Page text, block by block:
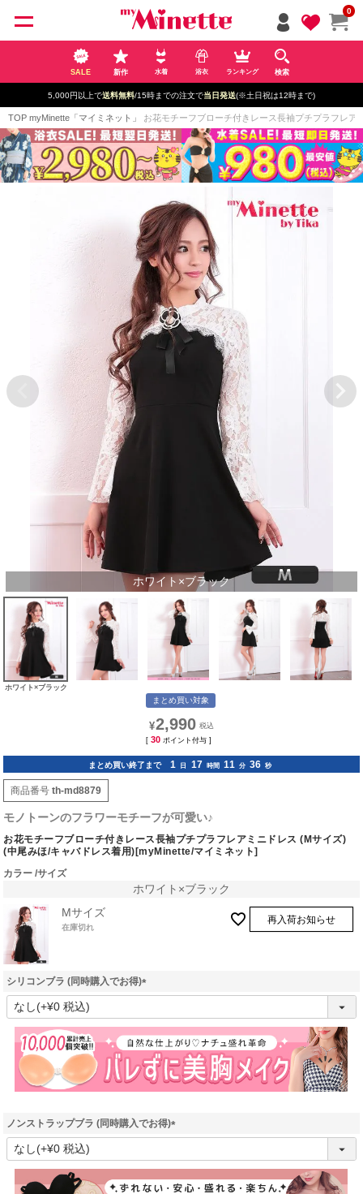
0
SALE 新作 水着 浴衣 ランキング 検索
5,000円以上で送料無料/15時までの注文で当日発送(※土日祝は12時まで)
TOP myMinette「マイミネット」 お花モチーフブローチ付きレース長袖プチプラフレ
ホワイト×ブラック
ホワイト×ブラック
まとめ買い対象
¥2,990
[ 30 ポイント付与 ]
まとめ買い終了まで 1 日 17 時間 11 分 35 秒
商品番号 th-md8879
モノトーンのフラワーモチーフが可愛い♪
お花モチーフブローチ付きレース長袖プチプラフレアミニドレス (Mサイズ)
(中尾みほ/キャバドレス着用)[myMinette/マイミネット]
カラー サイズ
ホワイト×ブラック
Mサイズ
在庫切れ
再入荷お知らせ
シリコンブラ (同時購入でお得)
(
須
)
ノンストラップブラ (同時購入でお得)
(
須
)
ペー
ジト
ップ